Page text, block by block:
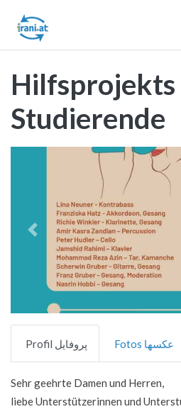
Hilfsprojekts
Studierende
Vorheriges
Profil پروفایل Fotos عکسها
Sehr geehrte Damen und Herren,
liebe Unterstützerinnen und